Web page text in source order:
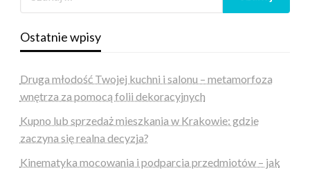
Ostatnie wpisy
Druga młodość Twojej kuchni i salonu – metamorfoza
wnętrza za pomocą folii dekoracyjnych
Kupno lub sprzedaż mieszkania w Krakowie: gdzie
zaczyna się realna decyzja?
Kinematyka mocowania i podparcia przedmiotów – jak